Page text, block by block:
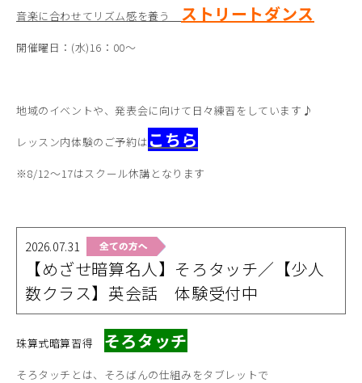
音楽に合わせてリズム感を養う ストリートダンス
開催曜日：(水)16：00～
地域のイベントや、発表会に向けて日々練習をしています♪
レッスン内体験のご予約は こちら
※8/12～17はスクール休講となります
2026.07.31
【めざせ暗算名人】そろタッチ／【少人
数クラス】英会話 体験受付中
珠算式暗算習得 そろタッチ
そろタッチとは、そろばんの仕組みをタブレットで